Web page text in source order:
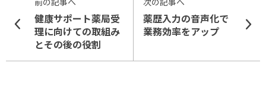
前の記事へ
健康サポート薬局受
理に向けての取組み
とその後の役割
次の記事へ
薬歴入力の音声化で
業務効率をアップ